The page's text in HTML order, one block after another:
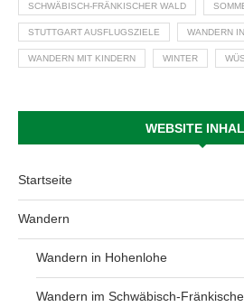
SCHWÄBISCH-FRÄNKISCHER WALD
STUTTGART AUSFLUGSZIELE WANDERN
WANDERN MIT KINDERN WINTER
WEBSITE
Startseite
Wandern
Wandern in Hohenlohe
Wandern im Schwäbisch-